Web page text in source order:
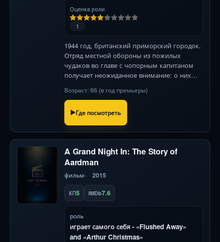
Оценка роли
1
1944 год, британский приморский городок.
Отряд местной обороны из пожилых
чудаков во главе с чопорным капитаном
получает неожиданное внимание: о них
истинная миссия связана с немецким
шпионажем!
Возраст: 66 (в год премьеры)
Где посмотреть
A Grand Night In: The Story of
Aardman
фильм 2015
КП5 IMDb7.6
роль
играет самого себя - «Flushed Away»
and «Arthur Christmas»